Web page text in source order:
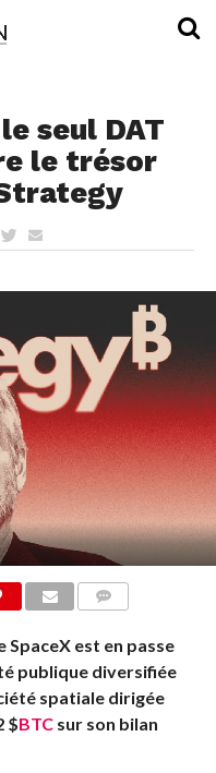
seul DAT
le trésor
SpaceX est en passe
publique diversifiée
spatiale dirigée
$BTCsur son bilan